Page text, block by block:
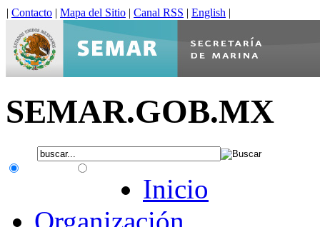
| Contacto | Mapa del Sitio | Canal RSS | English |
SEMAR.GOB.MX
Inicio
Organización